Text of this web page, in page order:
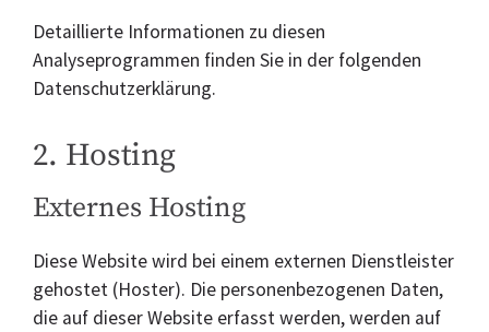
Detaillierte Informationen zu diesen
Analyseprogrammen finden Sie in der folgenden
Datenschutzerklärung.
2. Hosting
Externes Hosting
Diese Website wird bei einem externen Dienstleister
gehostet (Hoster). Die personenbezogenen Daten,
die auf dieser Website erfasst werden, werden auf